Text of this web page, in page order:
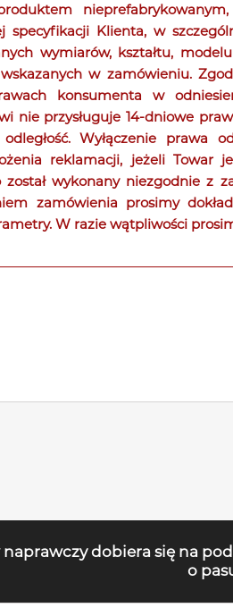
specyfikacji Klienta, w
wymiarów, kształtu,
w zamówieniu.
konsumenta w
nie przysługuje 14-dniowe
Wyłączenie prawa
reklamacji, jeżeli Towar
wykonany niezgodnie z
zamówienia prosimy
W razie wątpliwości
naprawczy dobiera się na
o